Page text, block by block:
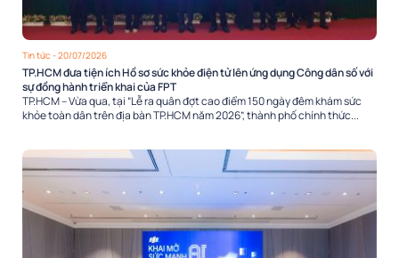
Tin tức - 20/07/2026
TP.HCM đưa tiện ích Hồ sơ sức khỏe điện tử lên ứng dụng Công dân số với
sự đồng hành triển khai của FPT
TP.HCM – Vừa qua, tại “Lễ ra quân đợt cao điểm 150 ngày đêm khám sức
khỏe toàn dân trên địa bàn TP.HCM năm 2026”, thành phố chính thức...